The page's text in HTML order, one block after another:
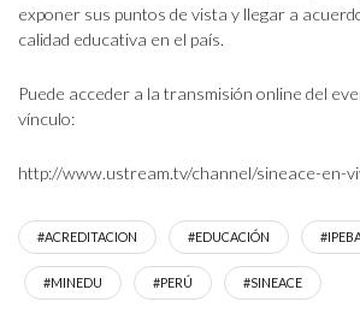
exponer sus puntos de vista y llegar a
calidad educativa en el país.
Puede acceder a la transmisión online del
vínculo:
http://www.ustream.tv/channel/sineace-en-
#ACREDITACION #EDUCACIÓN
#MINEDU #PERÚ #SINEACE